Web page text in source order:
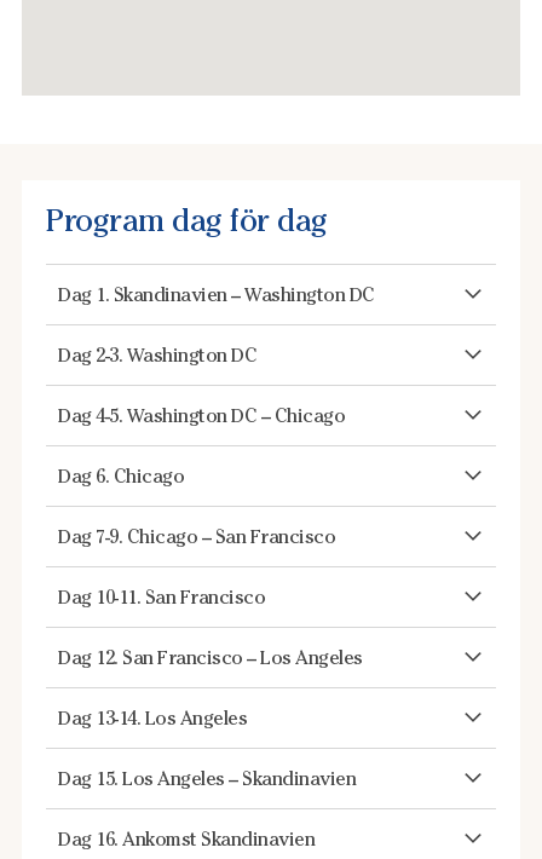
Program dag för dag
Dag 1. Skandinavien – Washington DC
Dag 2-3. Washington DC
Dag 4-5. Washington DC – Chicago
Dag 6. Chicago
Dag 7-9. Chicago – San Francisco
Dag 10-11. San Francisco
Dag 12. San Francisco – Los Angeles
Dag 13-14. Los Angeles
Dag 15. Los Angeles – Skandinavien
Dag 16. Ankomst Skandinavien